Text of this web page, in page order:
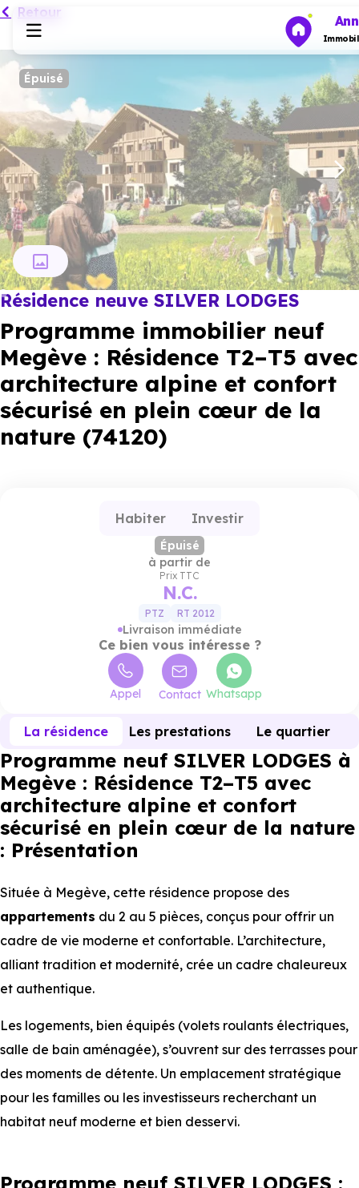
Programmes neufs
Habiter
Investir
Actualités
Ressources
Financer
Retour
Épuisé
Résidence neuve SILVER LODGES
Programme immobilier neuf
Megève : Résidence T2–T5 avec
architecture alpine et confort
sécurisé en plein cœur de la
nature (74120)
Habiter Investir
Épuisé
à partir de
Prix TTC
N.C.
PTZ RT 2012
Livraison immédiate
Ce bien vous intéresse ?
Appel Contact Whatsapp
La résidence Les prestations Le quartier
Programme neuf SILVER LODGES à
Megève : Résidence T2–T5 avec
architecture alpine et confort
sécurisé en plein cœur de la nature
: Présentation
Située à Megève, cette résidence propose des
appartements du 2 au 5 pièces, conçus pour offrir un
cadre de vie moderne et confortable. L’architecture,
alliant tradition et modernité, crée un cadre chaleureux
et authentique.
Les logements, bien équipés (volets roulants électriques,
salle de bain aménagée), s’ouvrent sur des terrasses pour
des moments de détente. Un emplacement stratégique
pour les familles ou les investisseurs recherchant un
habitat neuf moderne et bien desservi.
Programme neuf SILVER LODGES :